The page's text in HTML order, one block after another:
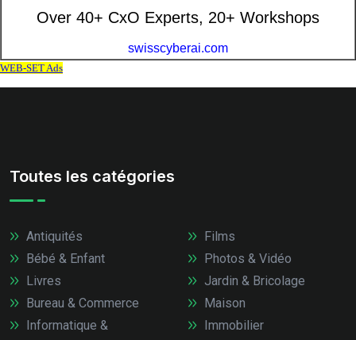
Toutes les catégories
Antiquités
Bébé & Enfant
Livres
Bureau & Commerce
Informatique &
Films
Photos & Vidéo
Jardin & Bricolage
Maison
Immobilier